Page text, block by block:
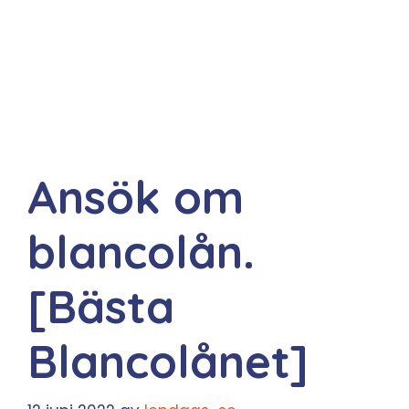
Ansök om
blancolån.
[Bästa
Blancolånet]